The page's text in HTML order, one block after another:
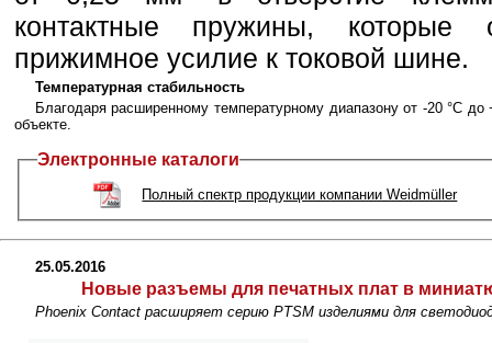
контактные пружины, которые
прижимное усилие к токовой шине.
Температурная стабильность
Благодаря расширенному температурному диапазону от -20 °C
объекте.
Электронные каталоги
Полный спектр продукции компании Weidmüller
25.05.2016
Новые разъемы для печатных плат в
Phoenix Contact расширяет серию PTSM изделиями для